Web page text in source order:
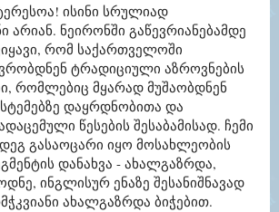
ისინი სრულიად
არიან. ნეირონში გაწევრიანებამდე
რომ საქართველოში
ტრადიციული აზროვნების
რომლებიც მყარად მუშაობდნენ
დაყრდნობითა და
წესების შესაბამისად. ჩემი
გასაოცარი იყო მოსახლეობის
დანახვა - ახალგაზრდა,
ინგლისურ ენაზე შესანიშნავად
ახალგაზრდა ბიჭებით.